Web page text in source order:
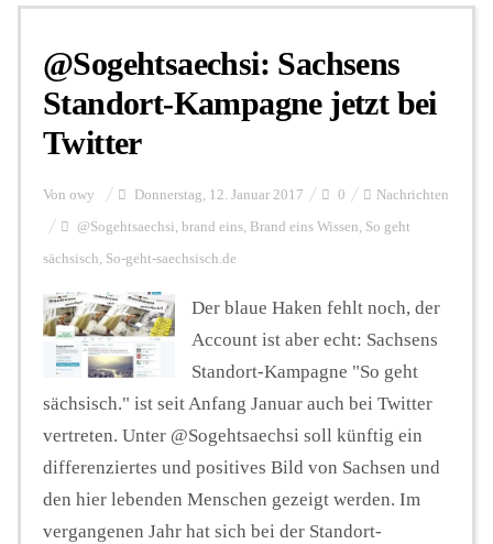
Personalien
FUNKTURM-Beiträge
Podcast
Seminare
Unterstützen
@Sogehtsaechsi: Sachsens
Standort-Kampagne jetzt bei
Twitter
Von owy Donnerstag, 12. Januar 2017 0 Nachrichten
@Sogehtsaechsi, brand eins, Brand eins Wissen, So geht
sächsisch, So-geht-saechsisch.de
Der blaue Haken fehlt noch, der
Account ist aber echt: Sachsens
Standort-Kampagne "So geht
sächsisch." ist seit Anfang Januar auch bei Twitter
vertreten. Unter @Sogehtsaechsi soll künftig ein
differenziertes und positives Bild von Sachsen und
den hier lebenden Menschen gezeigt werden. Im
vergangenen Jahr hat sich bei der Standort-